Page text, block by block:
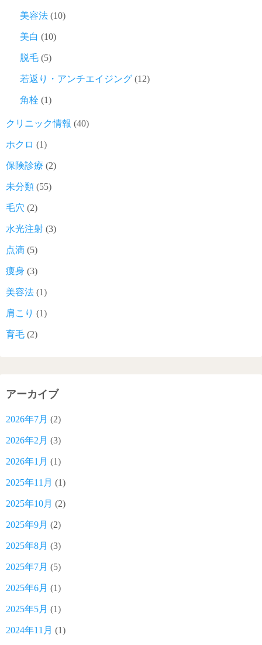
美容法 (10)
美白 (10)
脱毛 (5)
若返り・アンチエイジング (12)
角栓 (1)
クリニック情報 (40)
ホクロ (1)
保険診療 (2)
未分類 (55)
毛穴 (2)
水光注射 (3)
点滴 (5)
痩身 (3)
美容法 (1)
肩こり (1)
育毛 (2)
アーカイブ
2026年7月 (2)
2026年2月 (3)
2026年1月 (1)
2025年11月 (1)
2025年10月 (2)
2025年9月 (2)
2025年8月 (3)
2025年7月 (5)
2025年6月 (1)
2025年5月 (1)
2024年11月 (1)